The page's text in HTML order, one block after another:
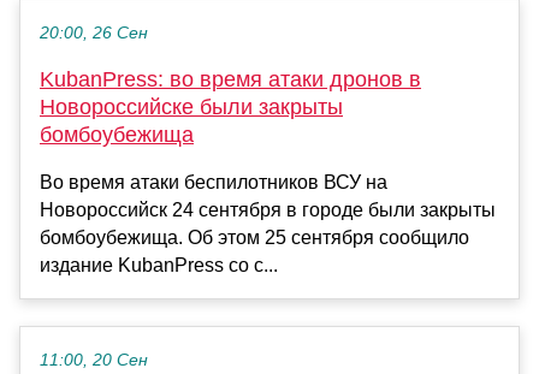
20:00, 26 Сен
KubanPress: во время атаки дронов в
Новороссийске были закрыты
бомбоубежища
Во время атаки беспилотников ВСУ на
Новороссийск 24 сентября в городе были закрыты
бомбоубежища. Об этом 25 сентября сообщило
издание KubanPress со с...
11:00, 20 Сен